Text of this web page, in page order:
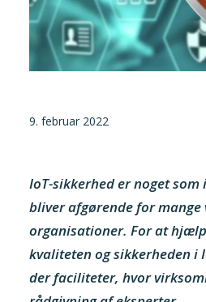
English
Danske Testfaciliteter
9. februar 2022
IoT-sikkerhed er noget som
bliver afgørende for mange
organisationer. For at
kvaliteten og sikkerheden i
der faciliteter, hvor